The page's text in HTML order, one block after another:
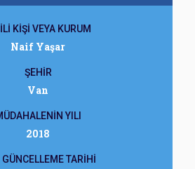
KİŞİ VEYA KURUM
Naif Yaşar
ŞEHİR
Van
YILI
2018
TARİHİ